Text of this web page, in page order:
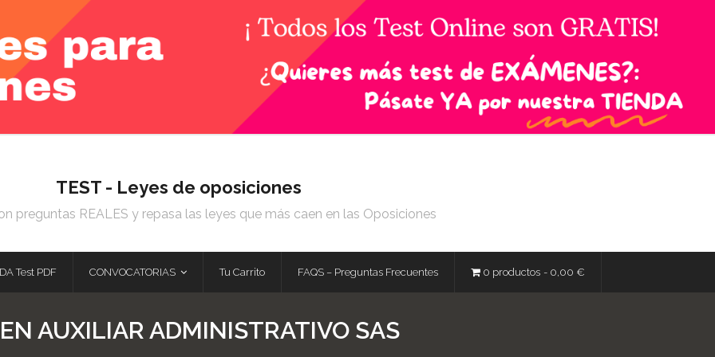
TEST - Leyes de oposiciones
preguntas REALES y repasa las leyes que más caen en las Oposiciones
Test PDF CONVOCATORIAS Tu Carrito FAQS – Preguntas Frecuentes 0 productos 0,00 €
AUXILIAR ADMINISTRATIVO SAS